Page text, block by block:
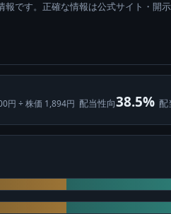
です。正確な情報は公式サイト・開示
円 ÷ 株価 1,894円 配当性向38.5% 配